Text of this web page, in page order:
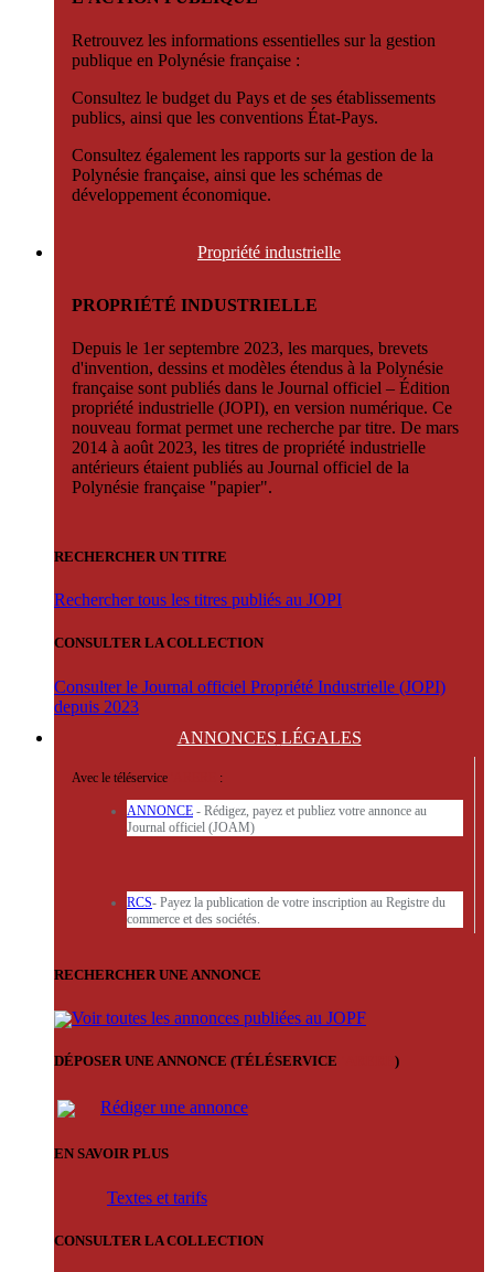
Retrouvez les informations essentielles sur la gestion
publique en Polynésie française :
Consultez le budget du Pays et de ses établissements
publics, ainsi que les conventions État-Pays.
Consultez également les rapports sur la gestion de la
Polynésie française, ainsi que les schémas de
développement économique.
Propriété industrielle
PROPRIÉTÉ INDUSTRIELLE
Depuis le 1er septembre 2023, les marques, brevets
d'invention, dessins et modèles étendus à la Polynésie
française sont publiés dans le Journal officiel – Édition
propriété industrielle (JOPI), en version numérique. Ce
nouveau format permet une recherche par titre. De mars
2014 à août 2023, les titres de propriété industrielle
antérieurs étaient publiés au Journal officiel de la
Polynésie française "papier".
RECHERCHER UN TITRE
Rechercher tous les titres publiés au JOPI
CONSULTER LA COLLECTION
Consulter le Journal officiel Propriété Industrielle (JOPI)
depuis 2023
ANNONCES LÉGALES
Avec le téléservice :
ANNONCE - Rédigez, payez et publiez votre annonce au
Journal officiel (JOAM)
RCS- Payez la publication de votre inscription au Registre du
commerce et des sociétés.
RECHERCHER UNE ANNONCE
Voir toutes les annonces publiées au JOPF
DÉPOSER UNE ANNONCE (TÉLÉSERVICE )
Rédiger une annonce
EN SAVOIR PLUS
Textes et tarifs
CONSULTER LA COLLECTION